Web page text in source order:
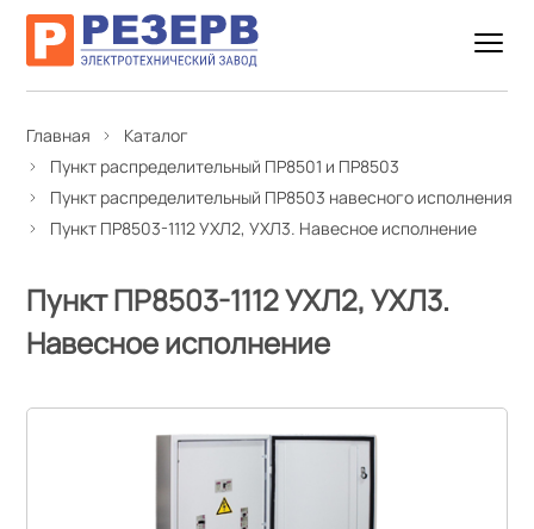
Главная
Каталог
Пункт распределительный ПР8501 и ПР8503
Пункт распределительный ПР8503 навесного исполнения
Пункт ПР8503-1112 УХЛ2, УХЛ3. Навесное исполнение
Пункт ПР8503-1112 УХЛ2, УХЛ3.
Навесное исполнение